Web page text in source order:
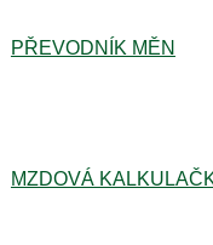
PŘEVODNÍK MĚN
MZDOVÁ